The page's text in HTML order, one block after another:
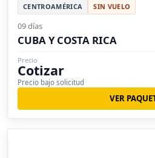
CENTROAMÉRICA SIN VUELO
09 días
CUBA Y COSTA RICA
Precio
Cotizar
Precio bajo solicitud
VER